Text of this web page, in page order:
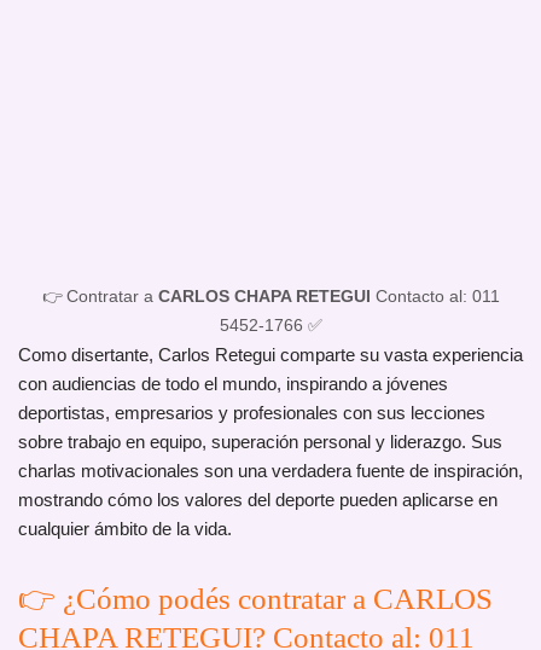
👉 Contratar a CARLOS CHAPA RETEGUI Contacto al: 011
5452-1766 ✅
Como disertante, Carlos Retegui comparte su vasta experiencia
con audiencias de todo el mundo, inspirando a jóvenes
deportistas, empresarios y profesionales con sus lecciones
sobre trabajo en equipo, superación personal y liderazgo. Sus
charlas motivacionales son una verdadera fuente de inspiración,
mostrando cómo los valores del deporte pueden aplicarse en
cualquier ámbito de la vida.
👉 ¿Cómo podés contratar a CARLOS
CHAPA RETEGUI? Contacto al: 011